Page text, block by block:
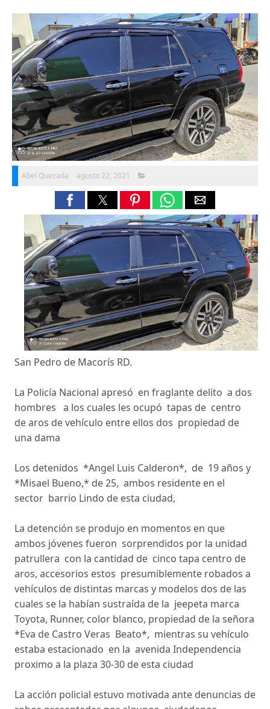
Abel Quezada agosto 22, 2021
San Pedro de Macorís RD.
La Policía Nacional apresó en fraglante delito a dos
hombres a los cuales les ocupó tapas de centro
de aros de vehículo entre ellos dos propiedad de
una dama
Los detenidos *Angel Luis Calderon*, de 19 años y
*Misael Bueno,* de 25, ambos residente en el
sector barrio Lindo de esta ciudad,
La detención se produjo en momentos en que
ambos jóvenes fueron sorprendidos por la unidad
patrullera con la cantidad de cinco tapa centro de
aros, accesorios estos presumiblemente robados a
vehículos de distintas marcas y modelos dos de las
cuales se la habían sustraída de la jeepeta marca
Toyota, Runner, color blanco, propiedad de la señora
*Eva de Castro Veras Beato*, mientras su vehículo
estaba estacionado en la avenida Independencia
proximo a la plaza 30-30 de esta ciudad
La acción policial estuvo motivada ante denuncias de